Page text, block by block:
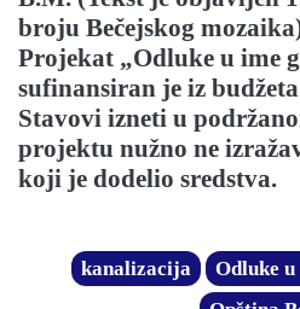
broju Bečejskog
Projekat „Odluke u ime
sufinansiran je iz
Stavovi izneti u
projektu nužno ne
koji je dodelio sredstva.
kanalizacija
Odluke u